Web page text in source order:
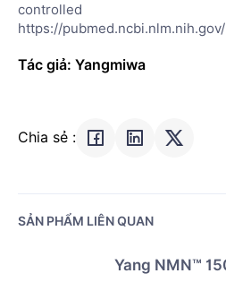
https://
Tác giả: Yangmiwa
Chia sẻ :
SẢN PHẨM LIÊN QUAN
Yang NMN™